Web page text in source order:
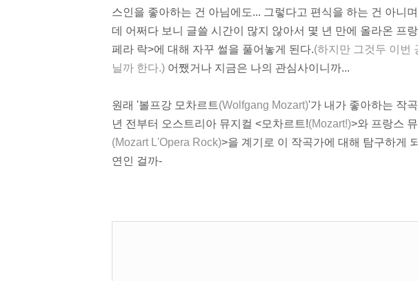
스인을 좋아하는 건 아님에도... 그렇다고 편식을 하는 건 아니
데 어쩌다 보니 글쓸 시간이 많지 않아서 몇 년 만에 올라온 프
페라 락>에 대해 자꾸 썰을 풀어놓게 된다.(하지만 그것두 이번
닐까 한다.) 어쨌거나 지금은 나의 관심사이니까...
원래 '볼프강 모차르트 (Wolfgang Mozart)'가 내가 좋아하는 작
년 전부터 오스트리아 뮤지컬 <모차르트!(Mozart!)>와 프랑스
(Mozart L'Opera Rock)>을 계기로 이 작곡가에 대해 탐구하게
연인 걸까-